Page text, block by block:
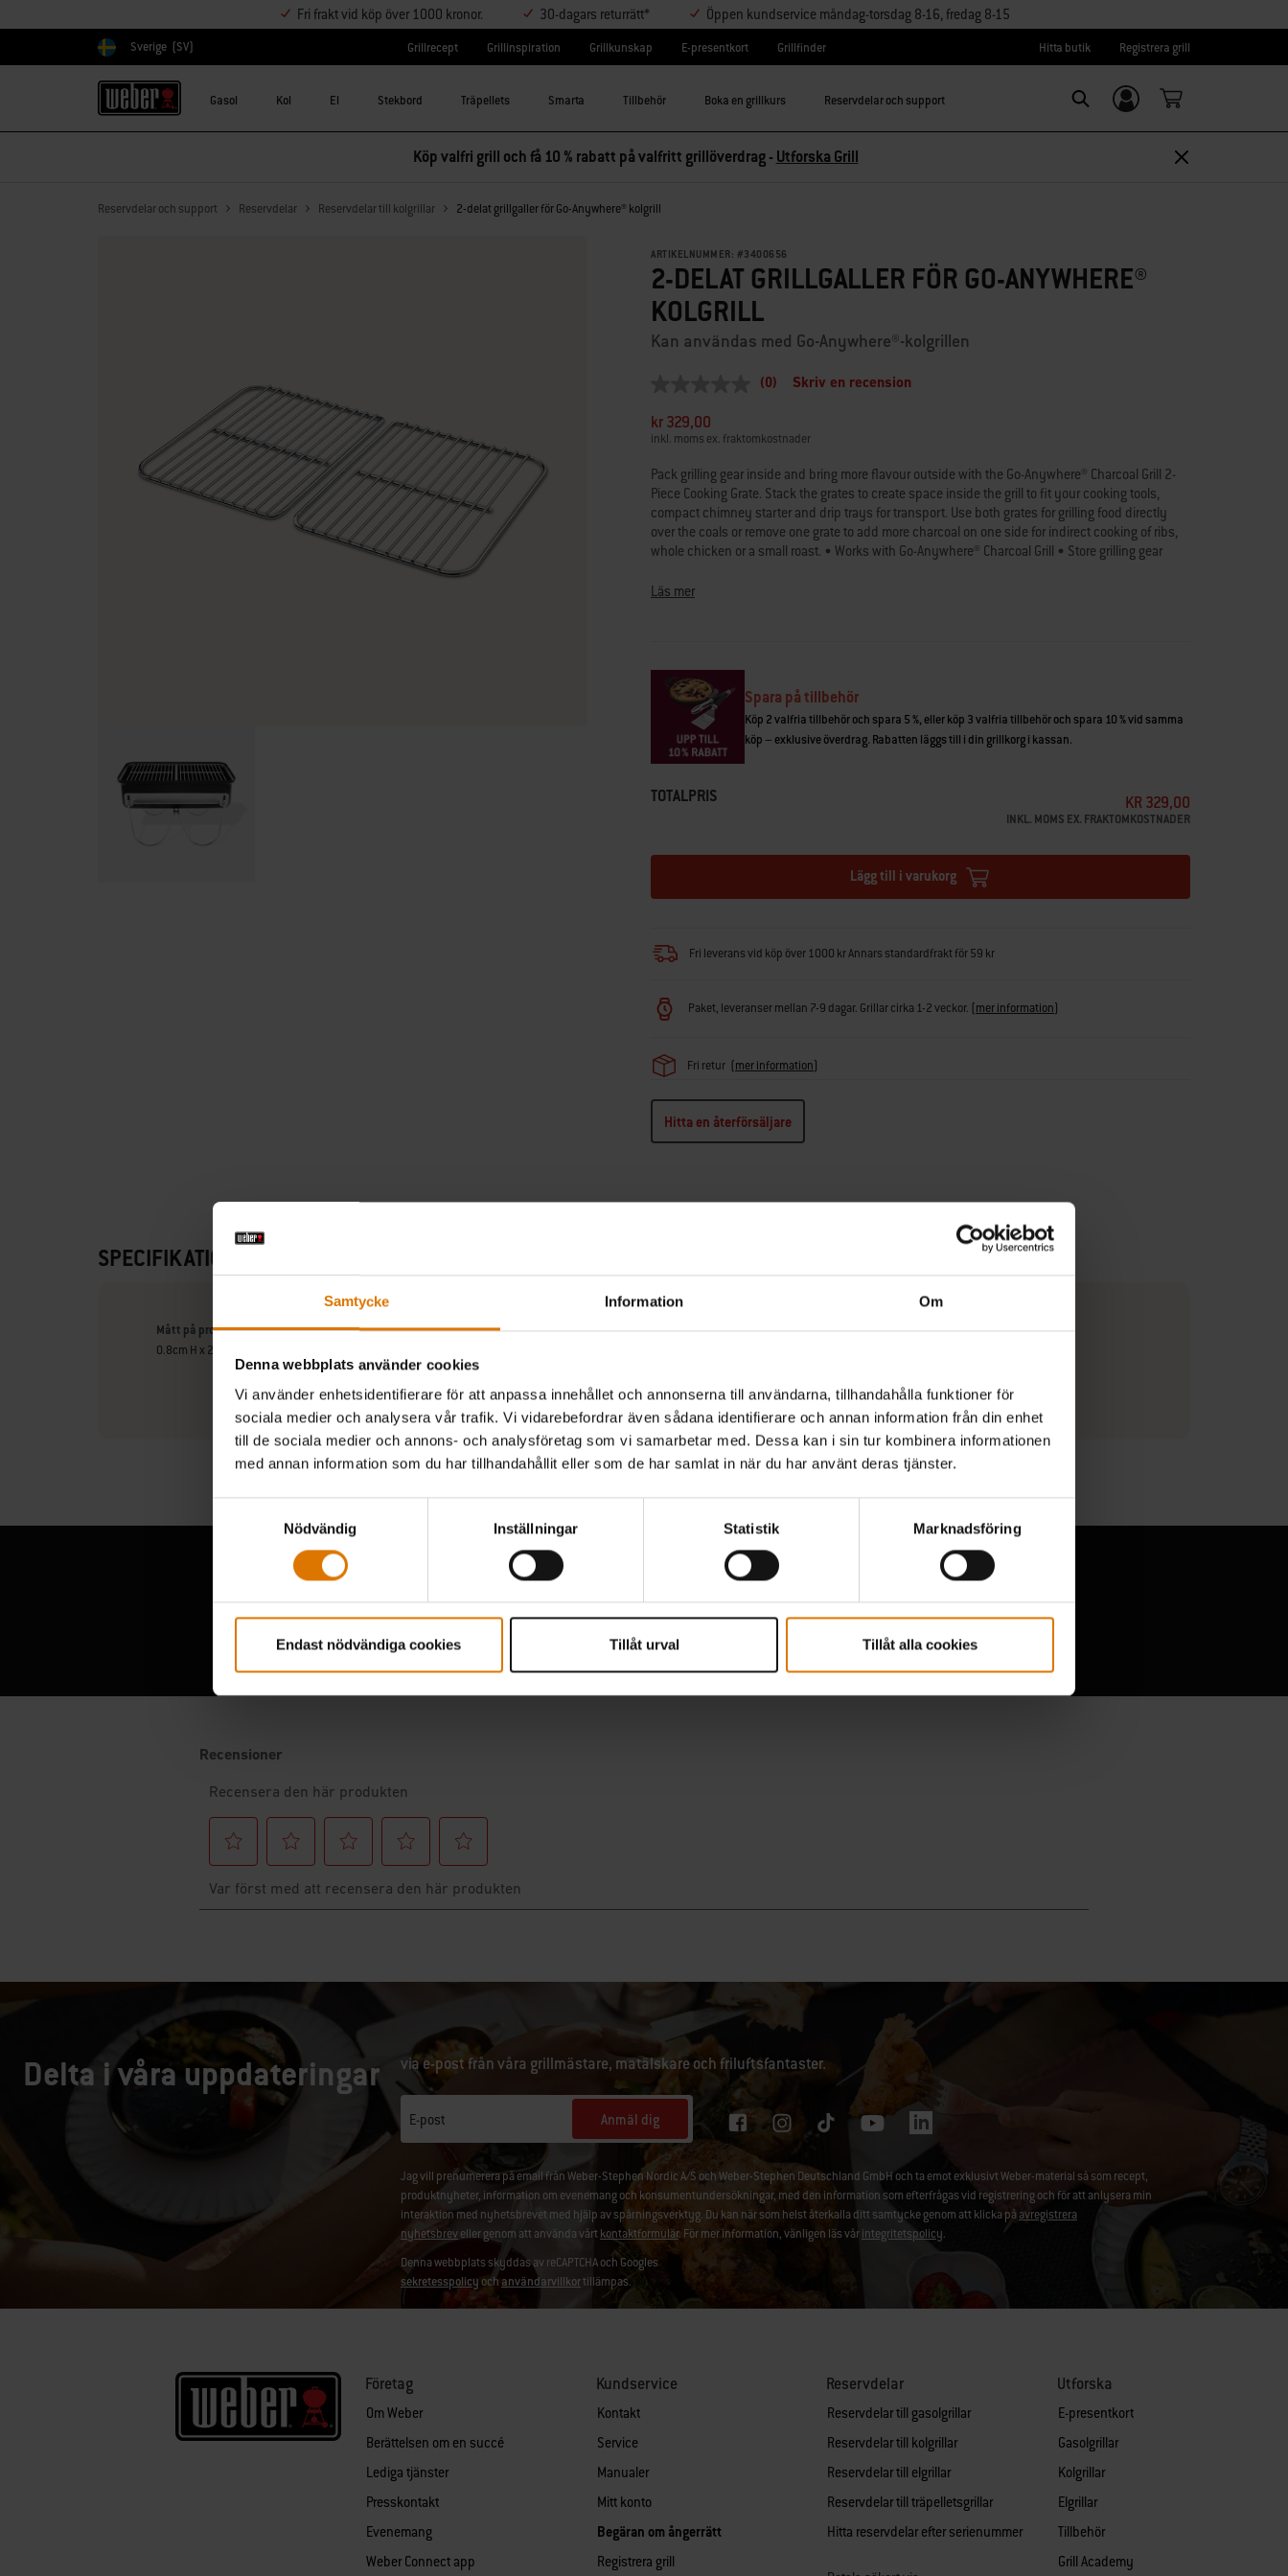
Samtycke Information Om
Denna webbplats använder cookies
Vi använder enhetsidentifierare för att anpassa innehållet och annonserna till användarna, tillhandahålla funktioner för
sociala medier och analysera vår trafik. Vi vidarebefordrar även sådana identifierare och annan information från din enhet
till de sociala medier och annons- och analysföretag som vi samarbetar med. Dessa kan i sin tur kombinera informationen
med annan information som du har tillhandahållit eller som de har samlat in när du har använt deras tjänster.
Nödvändig
Inställningar Statistik Marknadsföring
Endast nödvändiga cookies Tillåt urval Tillåt alla cookies
Fri frakt vid köp över 1000 kronor. 30-dagars returrätt* Öppen kundservice måndag-torsdag 8-16, fredag 8-15
Välj land
Sverige (SV) Grillrecept Grillinspiration Grillkunskap E-presentkort Grillfinder Hitta butik Registrera grill
Gasol Kol El Stekbord Träpellets Smarta Tillbehör Boka en grillkurs Reservdelar och support
Logga in/
Registrera dig
Köp valfri grill och få 10 % rabatt på valfritt grillöverdrag - Utforska Grill
Reservdelar och support Reservdelar Reservdelar till kolgrillar 2-delat grillgaller för Go-Anywhere® kolgrill
ARTIKELNUMMER: #3400656
2-DELAT GRILLGALLER FÖR GO-ANYWHERE®
KOLGRILL
Kan användas med Go-Anywhere®-kolgrillen
Länk
till
sida.
(0) Skriv en recension
kr 329,00
inkl. moms ex. fraktomkostnader
Pack grilling gear inside and bring more flavour outside with the Go-Anywhere® Charcoal Grill 2-
Piece Cooking Grate. Stack the grates to create space inside the grill to fit your cooking tools,
compact chimney starter and drip trays for transport. Use both grates for grilling food directly
over the coals or remove one grate to add more charcoal on one side for indirect cooking of ribs,
whole chicken or a small roast. • Works with Go-Anywhere® Charcoal Grill • Store grilling gear
Everything fits inside tools, chimney starter, drip trays • Indirect cooking for ribs, whole chicken
Läs mer
Spara på tillbehör
Köp 2 valfria tillbehör och spara 5 %, eller köp 3 valfria tillbehör och spara 10 % vid samma
köp – exklusive överdrag. Rabatten läggs till i din grillkorg i kassan.
TOTALPRIS KR 329,00
INKL. MOMS EX. FRAKTOMKOSTNADER
Lägg till i varukorg
Fri leverans vid köp över 1000 kr Annars standardfrakt för 59 kr
Paket, leveranser mellan 7-9 dagar. Grillar cirka 1-2 veckor. (mer information)
Fri retur (mer information)
Hitta en återförsäljare
SPECIFIKATIONER
Mått på produkten
0.8cm H x 20.5cm L x 25.5cm D
Mått på kartongen
Passar till
Information om tillverkare
Lyssna på andra grillare
Delta i våra uppdateringar via e-post från våra grillmästare, matälskare och friluftsfantaster.
E-post Anmäl dig
Jag vill prenumerera på email från Weber-Stephen Nordic A/S och Weber-Stephen Deutschland GmbH och ta emot exklusivt Weber-material så som recept,
produktnyheter, information om evenemang och konsumentundersökningar, med den information som efterfrågas vid registrering och för att anlysera min
interaktion med nyhetsbrevet med hjälp av spårningsverktyg. Du kan när som helst återkalla ditt samtycke genom att klicka påavregistrera
nyhetsbreveller genom att använda vårtkontaktformulär. För mer information, vänligen läs vårintegritetspolicy.
Denna webbplats skyddas av reCAPTCHA och Googles
sekretesspolicyoch användarvillkortillämpas.
Företag
Om Weber
Berättelsen om en succé
Lediga tjänster
Presskontakt
Evenemang
Weber Connect app
Kundservice
Kontakt
Service
Manualer
Mitt konto
Begäran om ångerrätt
Registrera grill
Reservdelar
Reservdelar till gasolgrillar
Reservdelar till kolgrillar
Reservdelar till elgrillar
Reservdelar till träpelletsgrillar
Hitta reservdelar efter serienummer
Utforska
E-presentkort
Gasolgrillar
Kolgrillar
Elgrillar
Tillbehör
Grill Academy